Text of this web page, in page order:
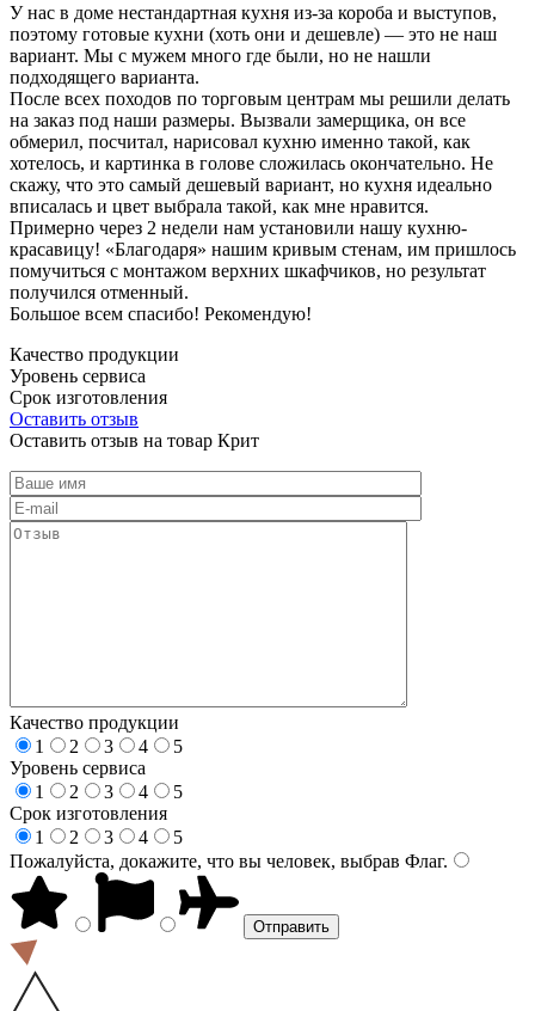
У нас в доме нестандартная кухня из-за короба и выступов,
поэтому готовые кухни (хоть они и дешевле) — это не наш
вариант. Мы с мужем много где были, но не нашли
подходящего варианта.
После всех походов по торговым центрам мы решили делать
на заказ под наши размеры. Вызвали замерщика, он все
обмерил, посчитал, нарисовал кухню именно такой, как
хотелось, и картинка в голове сложилась окончательно. Не
скажу, что это самый дешевый вариант, но кухня идеально
вписалась и цвет выбрала такой, как мне нравится.
Примерно через 2 недели нам установили нашу кухню-
красавицу! «Благодаря» нашим кривым стенам, им пришлось
помучиться с монтажом верхних шкафчиков, но результат
получился отменный.
Большое всем спасибо! Рекомендую!
Качество продукции
Уровень сервиса
Срок изготовления
Оставить отзыв
Оставить отзыв на товар Крит
Качество продукции
1
2 3 4
5
Уровень сервиса
1
2 3 4
5
Срок изготовления
1
2 3 4
5
Пожалуйста, докажите, что вы человек, выбрав Флаг.